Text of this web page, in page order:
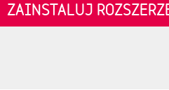
ZAINSTALUJ